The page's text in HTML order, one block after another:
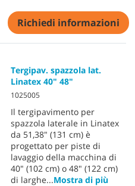
Richiedi informazioni
Tergipav. spazzola lat.
Linatex 40" 48"
1025005
Il tergipavimento per
spazzola laterale in Linatex
da 51,38" (131 cm) è
progettato per piste di
lavaggio della macchina di
40" (102 cm) o 48" (122 cm)
di larghe...Mostra di più